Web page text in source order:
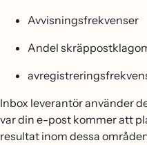
Avvisningsfrekvenser
Andel
Inbox leverantör använder
var din e-post kommer att
resultat inom dessa